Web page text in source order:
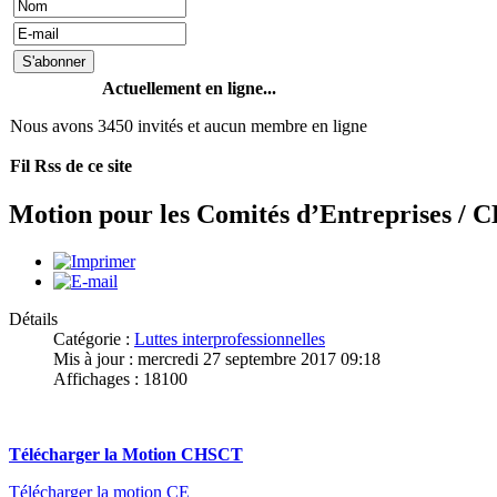
Actuellement en ligne...
Nous avons 3450 invités et aucun membre en ligne
Fil Rss de ce site
Motion pour les Comités d’Entreprises /
Détails
Catégorie : Luttes interprofessionnelles
Mis à jour : mercredi 27 septembre 2017 09:18
Affichages : 18100
Télécharger la Motion CHSCT
Télécharger la motion CE